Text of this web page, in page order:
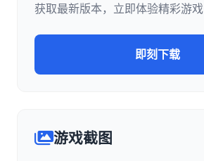
获取最新版本，立即体验精彩游戏
即刻下载
游戏截图